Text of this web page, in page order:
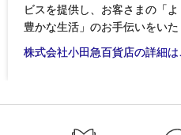
ビスを提供し、お客さまの「
豊かな生活」のお手伝いをいた
株式会社小田急百貨店の詳細は